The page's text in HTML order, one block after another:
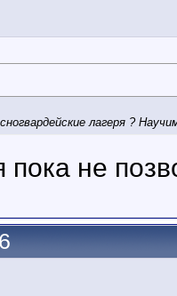
лагеря ?
пока не